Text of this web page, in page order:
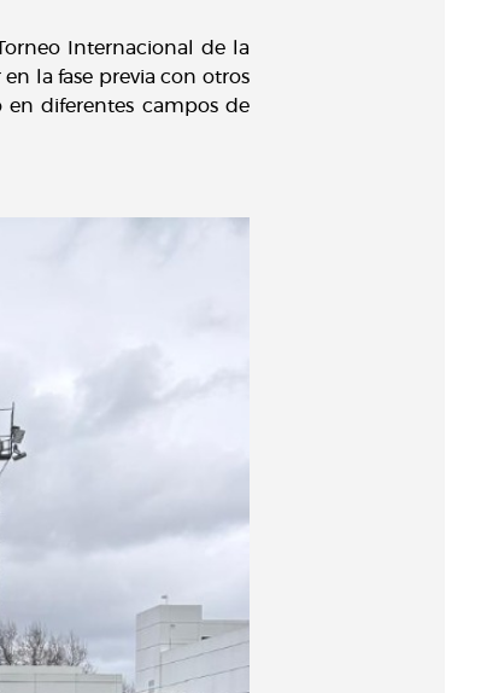
Internacional de la
la fase previa con otros
diferentes campos de